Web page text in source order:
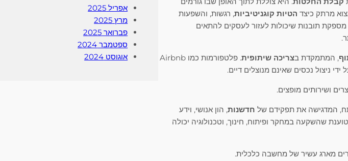
מרתק כיצד הטיות קוגניטיביות, רגשות, והשפעות
מספקת תובנות שיכולות לעזור לעסקים להתאים
, המתמקדת בצריכה שיתופית
. פלטפורמות כמו Airbnb
ושירותים מופצים.
המדגישה את תפקידם של חדשנות, הון אנושי, וידע
שהשקעה במחקר ופיתוח, חינוך, וטכנולוגיה יכולה
מארג עשיר של מחשבה כלכלית.
אפריל 2025
מרץ 2025
פברואר 2025
ספטמבר 2024
אוגוסט 2024